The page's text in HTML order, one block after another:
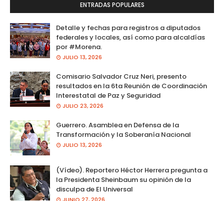
ENTRADAS POPULARES
Detalle y fechas para registros a diputados
federales y locales, así como para alcaldías
por #Morena.
JULIO 13, 2026
Comisario Salvador Cruz Neri, presento
resultados en la 6ta Reunión de Coordinación
Interestatal de Paz y Seguridad
JULIO 23, 2026
Guerrero. Asamblea en Defensa de la
Transformación y la Soberanía Nacional
JULIO 13, 2026
(Vídeo). Reportero Héctor Herrera pregunta a
la Presidenta Sheinbaum su opinión de la
disculpa de El Universal